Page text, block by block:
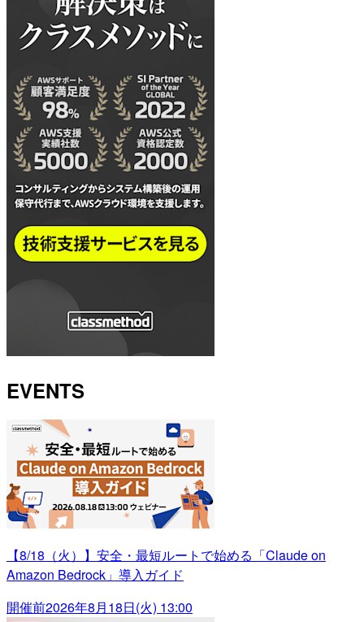
EVENTS
【8/18（火）】安全・最短ルートで始める「Claude on
Amazon Bedrock」導入ガイド
開催前2026年8月18日(火) 13:00